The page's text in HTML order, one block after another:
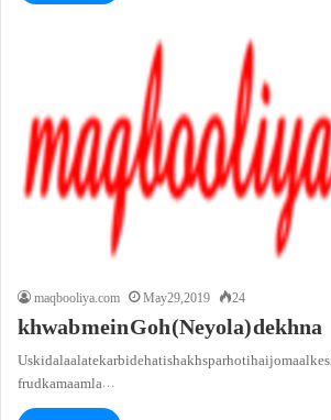
maqbooliya.com
May 29, 2019 24
khwab mein Goh (Neyola) dekhna
Uski dalaalat ek arbi dehati shakhs par hoti hai jo maal
frud ka maamla…